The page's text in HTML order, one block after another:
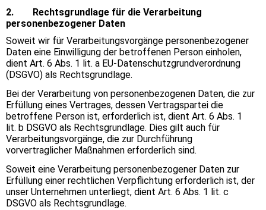
2. Rechtsgrundlage für die Verarbeitung
personenbezogener Daten
Soweit wir für Verarbeitungsvorgänge personenbezogener
Daten eine Einwilligung der betroffenen Person einholen,
dient Art. 6 Abs. 1 lit. a EU-Datenschutzgrundverordnung
(DSGVO) als Rechtsgrundlage.
Bei der Verarbeitung von personenbezogenen Daten, die zur
Erfüllung eines Vertrages, dessen Vertragspartei die
betroffene Person ist, erforderlich ist, dient Art. 6 Abs. 1
lit. b DSGVO als Rechtsgrundlage. Dies gilt auch für
Verarbeitungsvorgänge, die zur Durchführung
vorvertraglicher Maßnahmen erforderlich sind.
Soweit eine Verarbeitung personenbezogener Daten zur
Erfüllung einer rechtlichen Verpflichtung erforderlich ist, der
unser Unternehmen unterliegt, dient Art. 6 Abs. 1 lit. c
DSGVO als Rechtsgrundlage.